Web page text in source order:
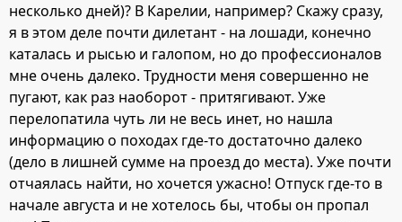
несколько дней)? В Карелии, например? Скажу сразу,
я в этом деле почти дилетант - на лошади, конечно
каталась и рысью и галопом, но до профессионалов
мне очень далеко. Трудности меня совершенно не
пугают, как раз наоборот - притягивают. Уже
перелопатила чуть ли не весь инет, но нашла
информацию о походах где-то достаточно далеко
(дело в лишней сумме на проезд до места). Уже почти
отчаялась найти, но хочется ужасно! Отпуск где-то в
начале августа и не хотелось бы, чтобы он пропал